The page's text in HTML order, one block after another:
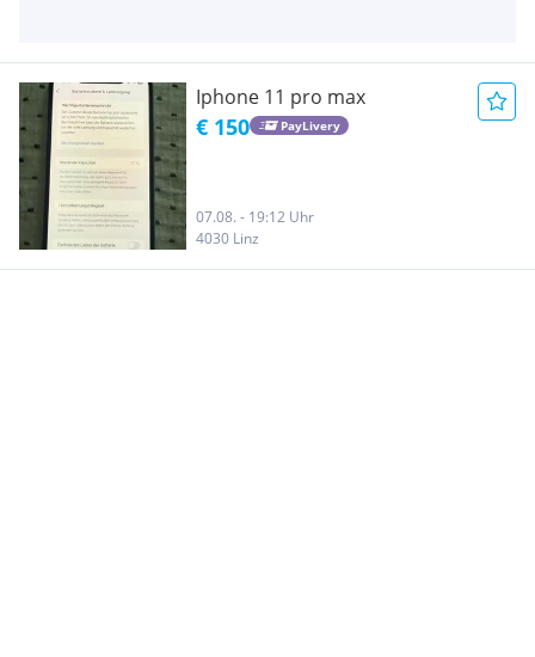
Iphone 11 pro max
€ 150 PayLivery
07.08. - 19:12 Uhr
4030 Linz